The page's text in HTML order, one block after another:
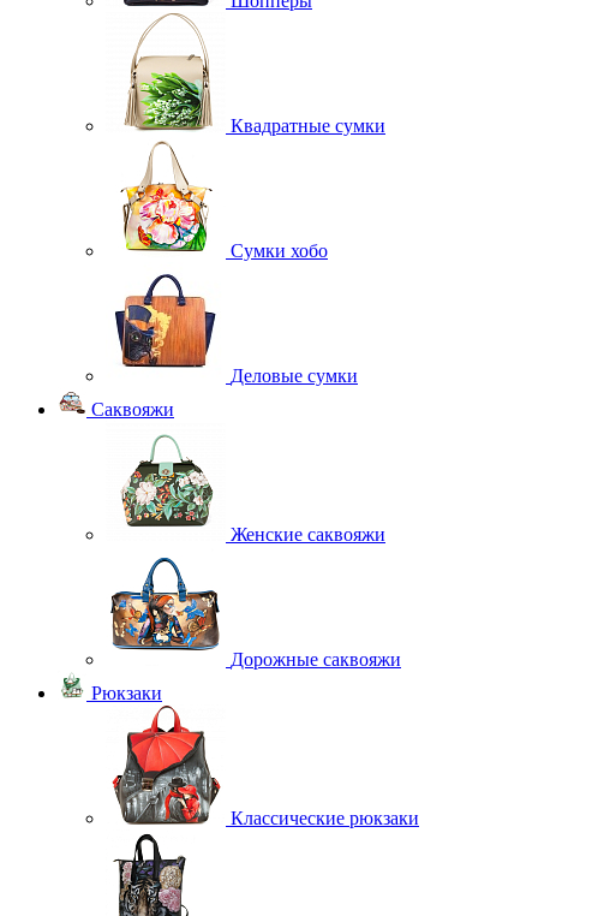
Квадратные сумки
Сумки хобо
Деловые сумки
Саквояжи
Женские саквояжи
Дорожные саквояжи
Рюкзаки
Классические рюкзаки